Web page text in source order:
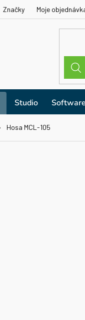
Značky Moje
Studio Software
Hosa MCL-105